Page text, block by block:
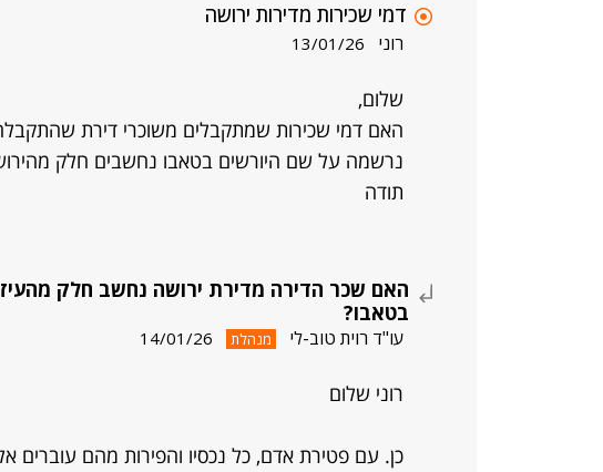
דמי שכירות מדירות ירושה
רוני 13/01/26
שלום,
האם דמי שכירות שמתקבלים משוכרי דירת
נרשמה על שם היורשים בטאבו נחשבים חלק
תודה
האם שכר הדירה מדירת ירושה נחשב חלק
בטאבו?
עו"ד רוית טוב-לי מנהלת 14/01/26
רוני שלום
כן. עם פטירת אדם, כל נכסיו והפירות מהם עוברים